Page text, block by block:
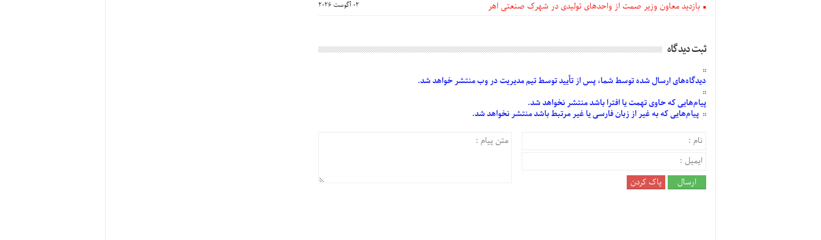
بازدید معاون وزیر صمت از واحدهای تولیدی در شهرک صنعتی اهر 02 آگوست 2026
ثبت دیدگاه
دیدگاه‌هایارسالشدهتوسط شما، پس از تأییدتوسط تیم مدیریت در وب منتشر خواهد شد.
پیام‌هاییکه حاوی تهمت یا افترا باشد منتشر نخواهد شد.
پیام‌هاییکه به غیر از زبان فارسی یا غیر مرتبط باشد منتشر نخواهد شد.